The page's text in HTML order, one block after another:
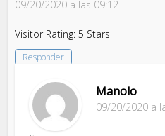
09/20/2020 a las 09:12
Visitor Rating: 5 Stars
Responder
Manolo
09/20/2020 a